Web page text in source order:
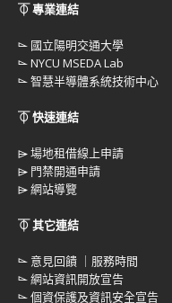
⏁ 專業連結
⌳ 國立陽明交通大學
⌳NYCU MSEDA Lab
⌳智慧半導體系統技術中心
⏁ 快速連結
⌲場地租借線上申請
⌲ 門禁開通申請
⌲網站導覽
⏁ 其它連結
⌳ 意見回饋 ｜服務時間
⌳網站資訊開放宣告
⌳個資保護及資訊安全宣告